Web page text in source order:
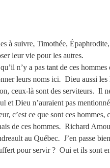
à suivre, Timothée,
leur vie pour les autres.
n’y a pas tant de ces
leurs noms ici. Dieu aussi
ceux-là sont des serviteurs. Il
et Dieu n’auraient pas
c’est ce que sont ces
de ces hommes. Richard
au Québec. J’en passe
pour servir ? Oui et ils sont